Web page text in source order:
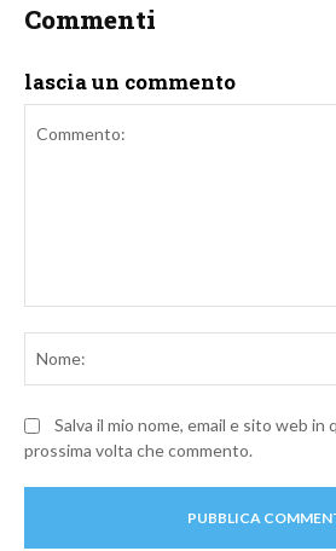
Commenti
lascia un commento
Salva il mio nome, email e sito web
prossima volta che commento.